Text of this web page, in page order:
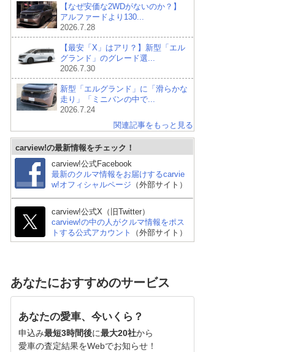
【なぜ安価な2WDがないのか？】
アルファードより130...
2026.7.28
【最安「X」はアリ？】新型「エル
グランド」のグレード選...
2026.7.30
新型「エルグランド」に「滑らかな
走り」「ミニバンの中で...
2026.7.24
関連記事をもっと見る
carview!の最新情報をチェック！
carview!公式Facebook
最新のクルマ情報をお届けするcarvie
w!オフィシャルページ （外部サイト）
carview!公式X（旧Twitter）
carview!の中の人がクルマ情報をポス
トする公式アカウント
（外部サイト）
あなたにおすすめのサービス
あなたの愛車、今いくら？
申込み最短3時間後に最大20社から
愛車の査定結果をWebでお知らせ！